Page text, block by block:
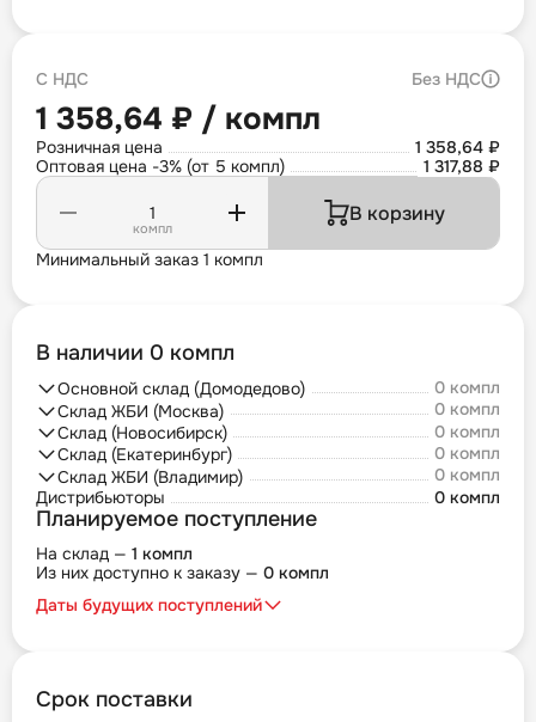
С НДС Без НДС
1 358,64 ₽ / компл
Розничная цена
1 358,64 ₽
Оптовая цена -3% (от 5 компл)
1 317,88 ₽
компл
В корзину
Минимальный заказ 1 компл
В наличии 0 компл
Основной склад (Домодедово)
0 компл
Склад ЖБИ (Москва)
0 компл
Склад (Новосибирск)
0 компл
Склад (Екатеринбург)
0 компл
Склад ЖБИ (Владимир)
0 компл
Дистрибьюторы
0 компл
Планируемое поступление
На склад — 1 компл
Из них доступно к заказу — 0 компл
Даты будущих поступлений
Срок поставки